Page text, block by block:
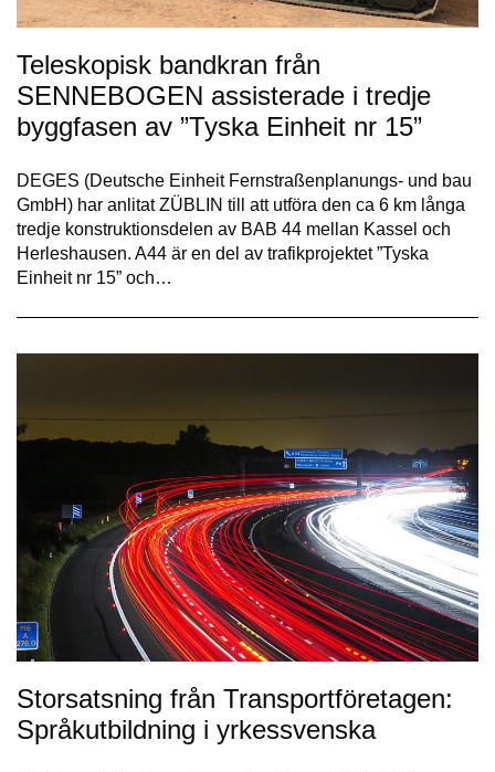
Teleskopisk bandkran från
SENNEBOGEN assisterade i tredje
byggfasen av ”Tyska Einheit nr 15”
DEGES (Deutsche Einheit Fernstraßenplanungs- und bau
GmbH) har anlitat ZÜBLIN till att utföra den ca 6 km långa
tredje konstruktionsdelen av BAB 44 mellan Kassel och
Herleshausen. A44 är en del av trafikprojektet ”Tyska
Einheit nr 15” och…
Storsatsning från Transportföretagen:
Språkutbildning i yrkessvenska